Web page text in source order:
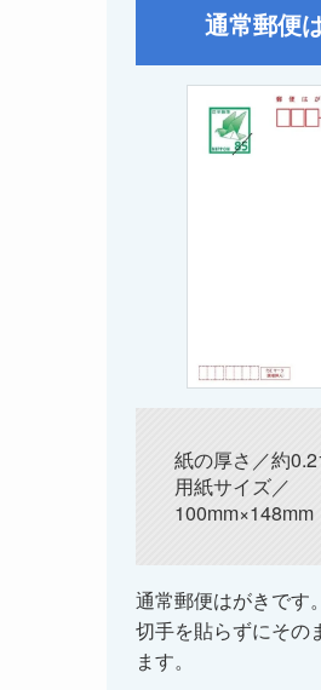
通常郵便
紙の厚さ／約
用紙サイズ／
100mm×148mm
通常郵便はがきです。
切手を貼らずにその
ます。